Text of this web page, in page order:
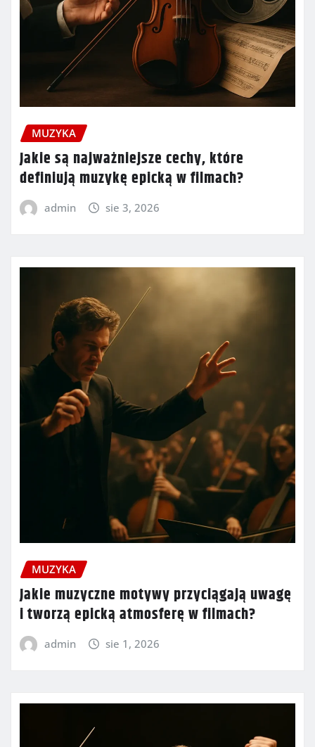
MUZYKA
Jakie są najważniejsze cechy, które
definiują muzykę epicką w filmach?
admin sie 3, 2026
MUZYKA
Jakie muzyczne motywy przyciągają uwagę
i tworzą epicką atmosferę w filmach?
admin sie 1, 2026